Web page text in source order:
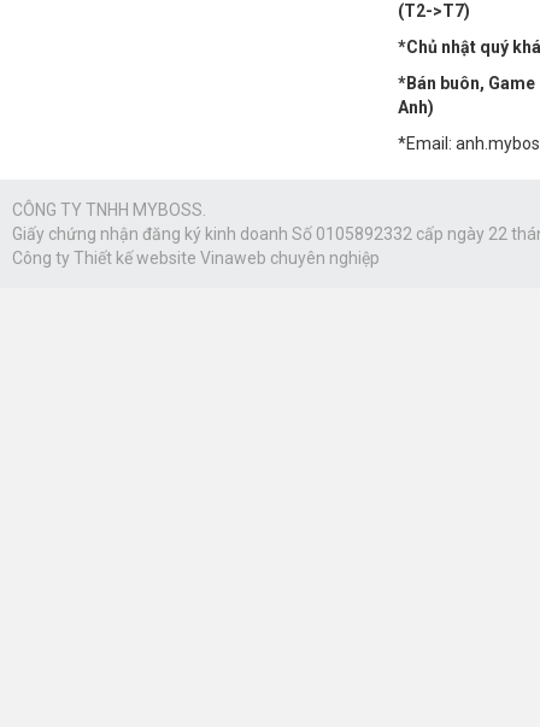
(T2->T7)
*Chủ nhật quý
*Bán buôn, Game
Anh)
*Email:
CÔNG TY TNHH MYBOSS.
Giấy chứng nhận đăng ký kinh doanh Số 0105892332 cấp ngày 22
Công tyThiết kế website Vinaweb chuyên nghiệp